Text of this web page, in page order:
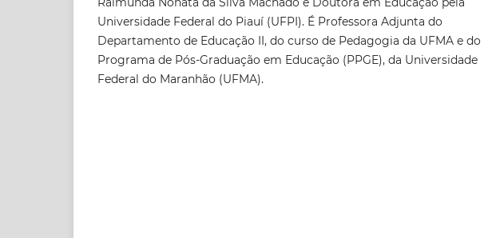
Universidade Federal do Piauí (UFPI). É Professora Adjunta do
Departamento de Educação II, do curso de Pedagogia da UFMA e do
Programa de Pós-Graduação em Educação (PPGE), da Universidade
Federal do Maranhão (UFMA).